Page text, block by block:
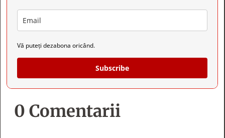
Vă puteți dezabona oricând.
Subscribe
0 Comentarii